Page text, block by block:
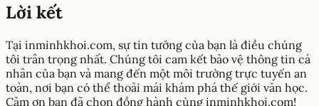
Lời kết
Tại inminhkhoi.com, sự tin tưởng của bạn là điều chúng
tôi trân trọng nhất. Chúng tôi cam kết bảo vệ thông tin cá
nhân của bạn và mang đến một môi trường trực tuyến an
toàn, nơi bạn có thể thoải mái khám phá thế giới văn học.
Cảm ơn bạn đã chọn đồng hành cùng inminhkhoi.com!